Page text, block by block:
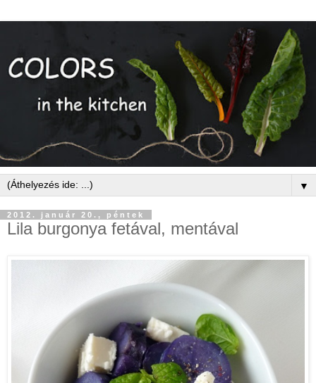
▼
2012. január 20., péntek
Lila burgonya fetával, mentával